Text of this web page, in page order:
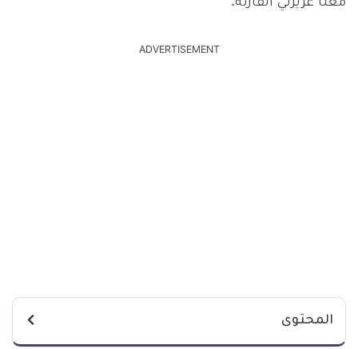
معنا عزيزتي القارئة.
ADVERTISEMENT
المحتوى